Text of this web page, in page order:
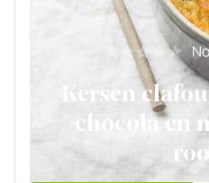
Kersen
chocola en